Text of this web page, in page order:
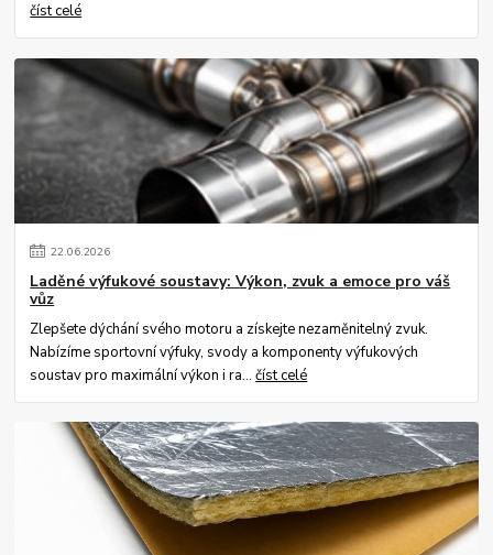
číst celé
22.06.2026
Laděné výfukové soustavy: Výkon, zvuk a emoce pro váš
vůz
Zlepšete dýchání svého motoru a získejte nezaměnitelný zvuk.
Nabízíme sportovní výfuky, svody a komponenty výfukových
soustav pro maximální výkon i ra...číst celé